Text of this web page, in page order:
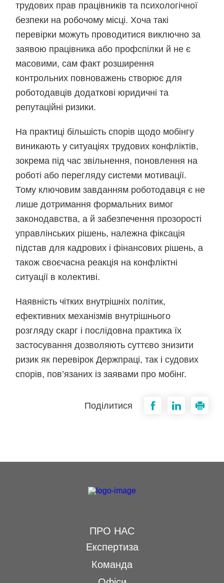
трудових прав працівників та психологічної
безпеки на робочому місці. Хоча такі
перевірки можуть проводитися виключно за
заявою працівника або профспілки й не є
масовими, сам факт розширення
контрольних повноважень створює для
роботодавців додаткові юридичні та
репутаційні ризики.
На практиці більшість спорів щодо мобінгу
виникають у ситуаціях трудових конфліктів,
зокрема під час звільнення, поновлення на
роботі або перегляду системи мотивації.
Тому ключовим завданням роботодавця є не
лише дотримання формальних вимог
законодавства, а й забезпечення прозорості
управлінських рішень, належна фіксація
підстав для кадрових і фінансових рішень, а
також своєчасна реакція на конфліктні
ситуації в колективі.
Наявність чітких внутрішніх політик,
ефективних механізмів внутрішнього
розгляду скарг і послідовна практика їх
застосування дозволяють суттєво знизити
ризик як перевірок Держпраці, так і судових
спорів, пов’язаних із заявами про мобінг.
Поділитися
ПРО НАС
Експертиза
Команда